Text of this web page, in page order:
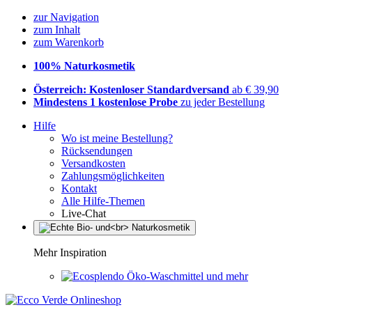
zur Navigation
zum Inhalt
zum Warenkorb
100% Naturkosmetik
Österreich: Kostenloser Standardversand ab € 39,90
Mindestens 1 kostenlose Probe zu jeder Bestellung
Hilfe
Wo ist meine Bestellung?
Rücksendungen
Versandkosten
Zahlungsmöglichkeiten
Kontakt
Alle Hilfe-Themen
Live-Chat
Mehr Inspiration
Öko-Waschmittel und mehr